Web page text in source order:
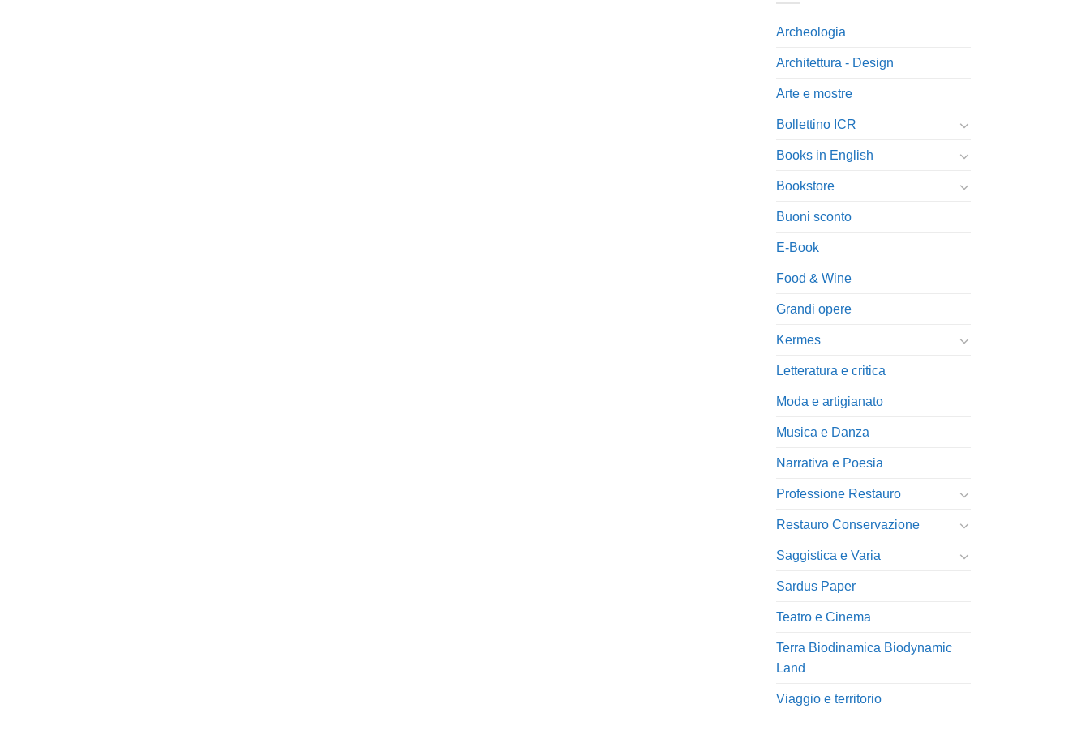
Archeologia
Architettura - Design
Arte e mostre
Bollettino ICR
Books in English
Bookstore
Buoni sconto
E-Book
Food & Wine
Grandi opere
Kermes
Letteratura e critica
Moda e artigianato
Musica e Danza
Narrativa e Poesia
Professione Restauro
Restauro Conservazione
Saggistica e Varia
Sardus Paper
Teatro e Cinema
Terra Biodinamica Biodynamic
Land
Viaggio e territorio